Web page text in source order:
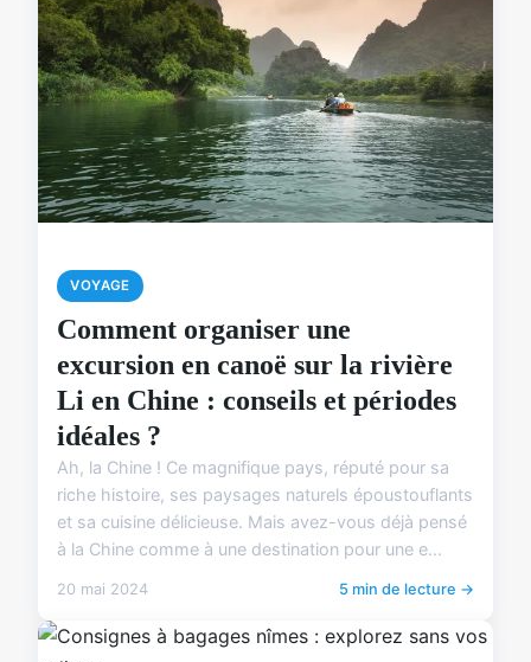
VOYAGE
Comment organiser une
excursion en canoë sur la rivière
Li en Chine : conseils et périodes
idéales ?
Ah, la Chine ! Ce magnifique pays, réputé pour sa
riche histoire, ses paysages naturels époustouflants
et sa cuisine délicieuse. Mais avez-vous déjà pensé
à la Chine comme à une destination pour une e...
20 mai 2024 5 min de lecture →